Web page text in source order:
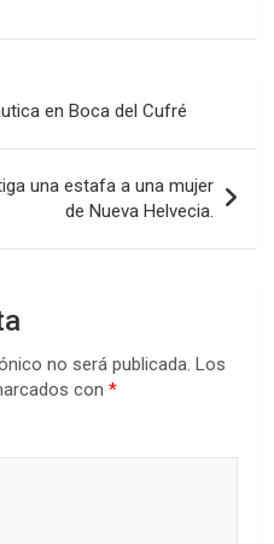
m
aren Boca del Cufré
una estafa a una mujer
de Nueva Helvecia.
no será publicada. Los
con *